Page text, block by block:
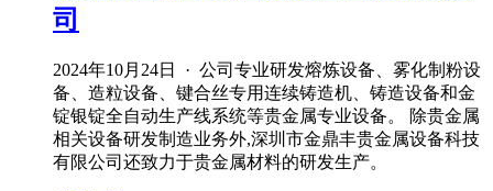
司
2024年10月24日 · 公司专业研发熔炼设备、雾化制粉设
备、造粒设备、键合丝专用连续铸造机、铸造设备和金
锭银锭全自动生产线系统等贵金属专业设备。 除贵金属
相关设备研发制造业务外,深圳市金鼎丰贵金属设备科技
有限公司还致力于贵金属材料的研发生产。